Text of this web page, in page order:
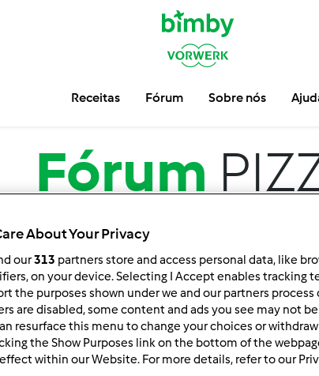
Receitas Fórum Sobre nós
Fórum
por:
Recentes
Resultados por
10
About Your Privacy
our313 partners store and access personal data, like
on your device. Selecting I Accept enables tracking
the purposes shown under we and our partners process
are disabled, some content and ads you see may not
resurface this menu to change your choices or
the Show Purposes link on the bottom of the
within our Website. For more details, refer to our